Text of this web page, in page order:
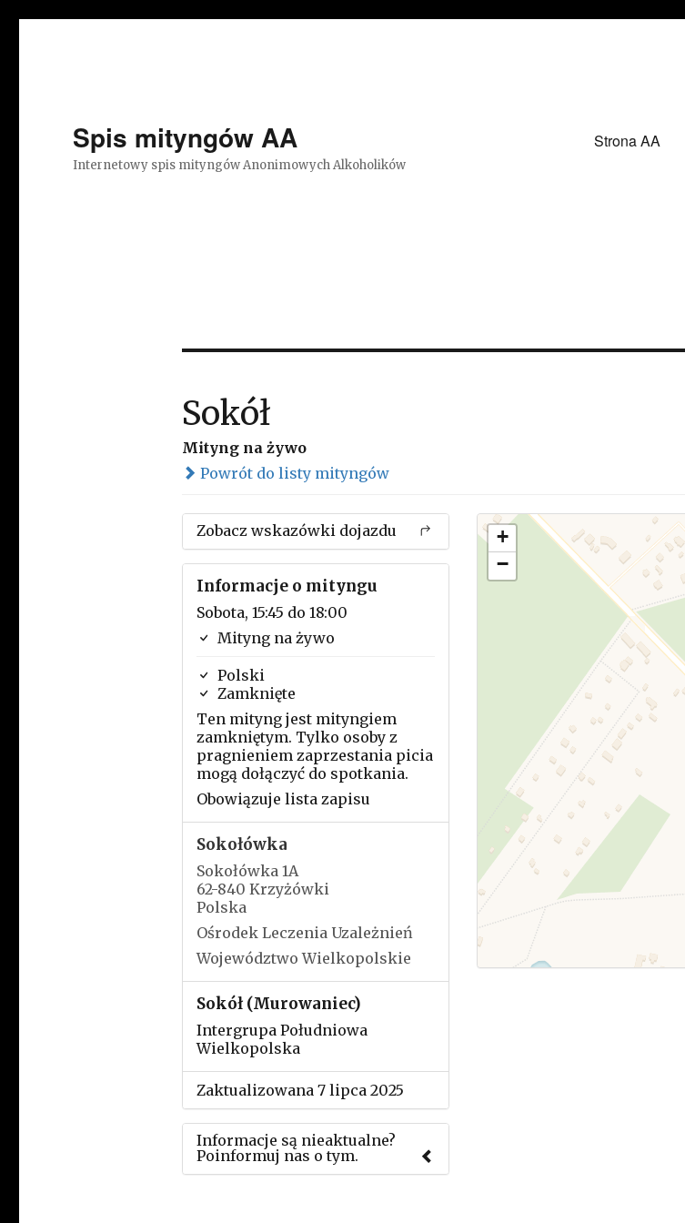
Spis mityngów AA
Internetowy spis mityngów Anonimowych Alkoholików
Strona AA
Sokół
Mityng na żywo
Powrót do listy mityngów
Zobacz wskazówki dojazdu
Informacje o mityngu
Sobota, 15:45 do 18:00
Mityng na żywo
Polski
Zamknięte
Ten mityng jest mityngiem
zamkniętym. Tylko osoby z
pragnieniem zaprzestania picia
mogą dołączyć do spotkania.
Obowiązuje lista zapisu
Sokołówka
Sokołówka 1A
62-840 Krzyżówki
Polska
Ośrodek Leczenia Uzależnień
Województwo Wielkopolskie
Sokół (Murowaniec)
Intergrupa Południowa
Wielkopolska
Zaktualizowana 7 lipca 2025
Informacje są nieaktualne?
Poinformuj nas o tym.
+
−